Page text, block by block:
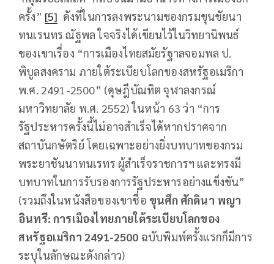
ครั้ง” [5] ดังที่ในการลงพระนามของกรมขุนชัยนา
ทนเรนทร ณัฐพล ใจจริงได้เขียนไว้ในวิทยานิพนธ์
ของเขาเรื่อง “การเมืองไทยสมัยรัฐาลจอมพล ป.
พิบูลสงคราม ภายใต้ระเบียบโลกของสหรัฐอเมริกา
พ.ศ. 2491-2500” (ดุษฎีบัณทิต จุฬาลงกรณ์
มหาวิทยาลัย พ.ศ. 2552) ในหน้า 63 ว่า “การ
รัฐประหารครั้งนี้ไม่อาจสำเร็จได้หากปราศจาก
สถาบันกษัตริย์ โดยเฉพาะอย่างยิ่งบทบาทของกรม
พระยาชันนาทนเรทร ผู้สำเร็จราชการฯ และทรงมี
บทบาทในการรับรองการรัฐประหารอย่างแข็งขัน”
(รวมถึงในหนังสือของเขาชื่อ ขุนศึก ศักดินา พญา
อินทรี: การเมืองไทยภายใต้ระเบียบโลกของ
สหรัฐอเมริกา 2491-2500 ฉบับพิมพ์ครั้งแรกก็มีการ
ระบุในลักษณะดังกล่าว)